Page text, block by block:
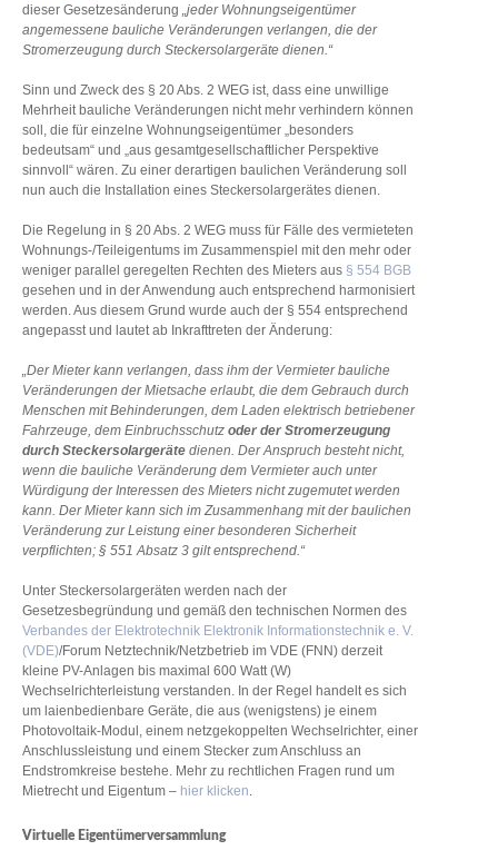
dieser Gesetzesänderung „jeder Wohnungseigentümer
angemessene bauliche Veränderungen verlangen, die der
Stromerzeugung durch Steckersolargeräte dienen.“
Sinn und Zweck des § 20 Abs. 2 WEG ist, dass eine unwillige
Mehrheit bauliche Veränderungen nicht mehr verhindern können
soll, die für einzelne Wohnungseigentümer „besonders
bedeutsam“ und „aus gesamtgesellschaftlicher Perspektive
sinnvoll“ wären. Zu einer derartigen baulichen Veränderung soll
nun auch die Installation eines Steckersolargerätes dienen.
Die Regelung in § 20 Abs. 2 WEG muss für Fälle des vermieteten
Wohnungs-/Teileigentums im Zusammenspiel mit den mehr oder
weniger parallel geregelten Rechten des Mieters aus § 554 BGB
gesehen und in der Anwendung auch entsprechend harmonisiert
werden. Aus diesem Grund wurde auch der § 554 entsprechend
angepasst und lautet ab Inkrafttreten der Änderung:
„Der Mieter kann verlangen, dass ihm der Vermieter bauliche
Veränderungen der Mietsache erlaubt, die dem Gebrauch durch
Menschen mit Behinderungen, dem Laden elektrisch betriebener
Fahrzeuge, dem Einbruchsschutz oder der Stromerzeugung
durch Steckersolargeräte dienen. Der Anspruch besteht nicht,
wenn die bauliche Veränderung dem Vermieter auch unter
Würdigung der Interessen des Mieters nicht zugemutet werden
kann. Der Mieter kann sich im Zusammenhang mit der baulichen
Veränderung zur Leistung einer besonderen Sicherheit
verpflichten; § 551 Absatz 3 gilt entsprechend.“
Unter Steckersolargeräten werden nach der
Gesetzesbegründung und gemäß den technischen Normen des
Verbandes der Elektrotechnik Elektronik Informationstechnik e. V.
(VDE)/Forum Netztechnik/Netzbetrieb im VDE (FNN) derzeit
kleine PV-Anlagen bis maximal 600 Watt (W)
Wechselrichterleistung verstanden. In der Regel handelt es sich
um laienbedienbare Geräte, die aus (wenigstens) je einem
Photovoltaik-Modul, einem netzgekoppelten Wechselrichter, einer
Anschlussleistung und einem Stecker zum Anschluss an
Endstromkreise bestehe. Mehr zu rechtlichen Fragen rund um
Mietrecht und Eigentum – hier klicken
Virtuelle Eigentümerversammlung